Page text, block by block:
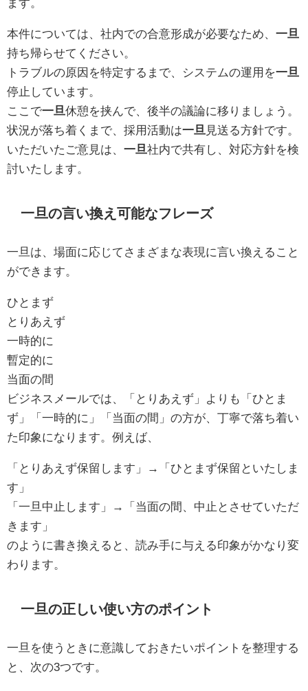
ます。
本件については、社内での合意形成が必要なため、 一旦
持ち帰らせてください。
トラブルの原因を特定するまで、システムの運用を一旦
停止しています。
ここで一旦休憩を挟んで、後半の議論に移りましょう。
状況が落ち着くまで、採用活動は一旦 見送る方針です。
いただいたご意見は、 一旦社内で共有し、対応方針を検
討いたします。
一旦の言い換え可能なフレーズ
一旦は、場面に応じてさまざまな表現に言い換えること
ができます。
ひとまず
とりあえず
一時的に
暫定的に
当面の間
ビジネスメールでは、「とりあえず」よりも「ひとま
ず」「一時的に」「当面の間」の方が、丁寧で落ち着い
た印象になります。例えば、
「とりあえず保留します」→「ひとまず保留といたしま
す」
「一旦中止します」→「当面の間、中止とさせていただ
きます」
のように書き換えると、読み手に与える印象がかなり変
わります。
一旦の正しい使い方のポイント
一旦を使うときに意識しておきたいポイントを整理する
と、次の3つです。